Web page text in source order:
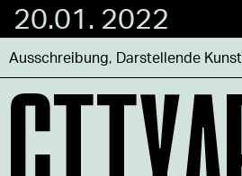
20.01. 2022
Ausschreibung, Darstellende Kunst